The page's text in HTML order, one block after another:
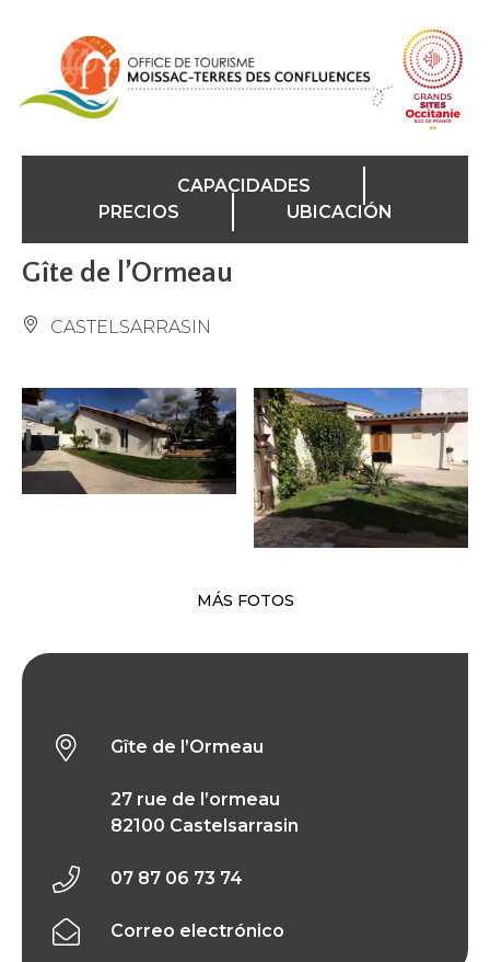
CAPACIDADES
PRECIOS
UBICACIÓN
Gîte de l’Ormeau
CASTELSARRASIN
MÁS FOTOS
Gîte de l’Ormeau
27 rue de l’ormeau
82100 Castelsarrasin
07 87 06 73 74
Correo electrónico